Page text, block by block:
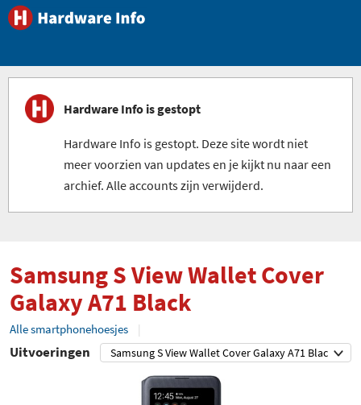
Hardware Info is gestopt
Hardware Info is gestopt. Deze site wordt niet
meer voorzien van updates en je kijkt nu naar een
archief. Alle accounts zijn verwijderd.
Samsung S View Wallet Cover
Galaxy A71 Black
Alle smartphonehoesjes
Uitvoeringen